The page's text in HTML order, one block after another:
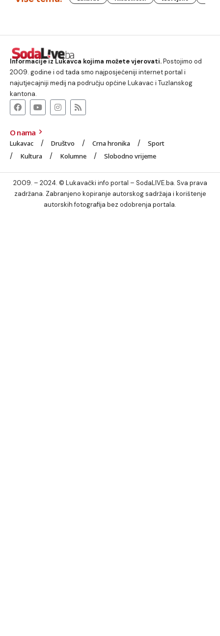
Informacije iz Lukavca kojima možete vjerovati.Postojimo od
2009. godine i od tada smo najposjećeniji internet portal i
najutjecajniji medij na području općine Lukavac i Tuzlanskog
kantona.
O nama
Lukavac Društvo Crna hronika
Sport
Kultura
Kolumne Slobodno vrijeme
2009. – 2024. © Lukavački info portal – SodaLIVE.ba. Sva prava
zadržana. Zabranjeno kopiranje autorskog sadržaja i korištenje
autorskih fotografija bez odobrenja portala.